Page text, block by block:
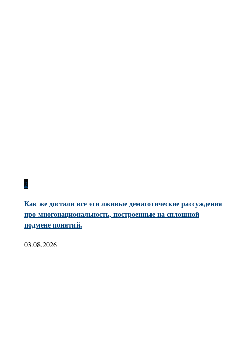
2
Как же достали все эти лживые демагогические рассуждения
про многонациональность, построенные на сплошной
подмене понятий.
03.08.2026